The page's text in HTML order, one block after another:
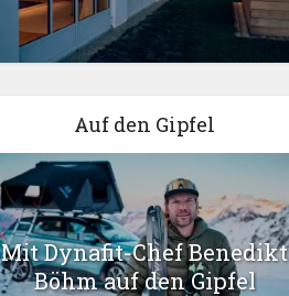
Auf den Gipfel
Mit Dynafit-Chef Benedikt
Böhm auf den Gipfel